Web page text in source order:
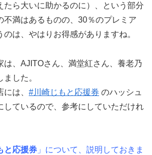
たら大いに助かるのに）、という部分
不満はあるものの、30％のプレミア
のは、やはりお得感がありますね。
は、AJITOさん、満堂紅さん、養老乃
した。
は、 #川崎じもと応援券 のハッシュ
しているので、参考にしていただけれ
と応援券 」について、説明しておきま